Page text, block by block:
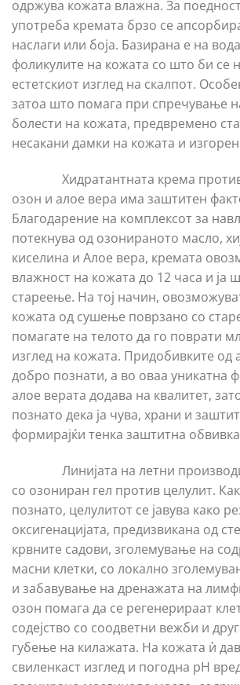
одржува кожата влажна. За
употреба кремата брзо се
наслаги или боја. Базирана е на
фоликулите на кожата со што би се
естетскиот изглед на скалпот.
затоа што помага при спречување
болести на кожата, предвремено
несакани дамки на кожата и
Хидратантната крема против
озон и алое вера има заштитен
Благодарение на комплексот за
потекнува од озонираното масло,
киселина и Алое вера, кремата
влажност на кожата до 12 часа и ја
стареење. На тој начин,
кожата од сушење поврзано со
помагате на телото да го поврати
изглед на кожата. Придобивките од
добро познати, а во оваа уникатна
алое верата додава на квалитет,
познато дека ја чува, храни и
формирајќи тенка заштитна
Линијата на летни производи
со озониран гел против целулит.
познато, целулитот се јавува како
оксигенацијата, предизвикана од
крвните садови, зголемување на
масни клетки, со локално
и забавување на дренажата на
озон помага да се регенерираат
содејство со соодветни вежби и
губење на килажата. На кожата ѝ
свиленкаст изглед и погодна pH